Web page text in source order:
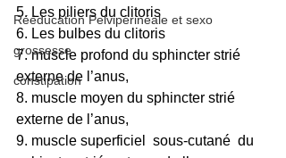
Rééducation Pelvipérinéale et sexo
grossesse
constipation
5. Les piliers du clitoris
6. Les bulbes du clitoris
7. muscle profond du sphincter strié
externe de l’anus,
8. muscle moyen du sphincter strié
externe de l’anus,
9. muscle superficiel  sous-cutané  du